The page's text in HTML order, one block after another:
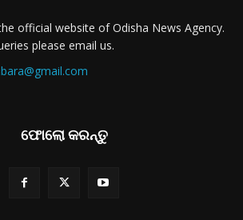
official website of Odisha News Agency.
please email us.
ଫୋଲୋ କରନ୍ତୁ